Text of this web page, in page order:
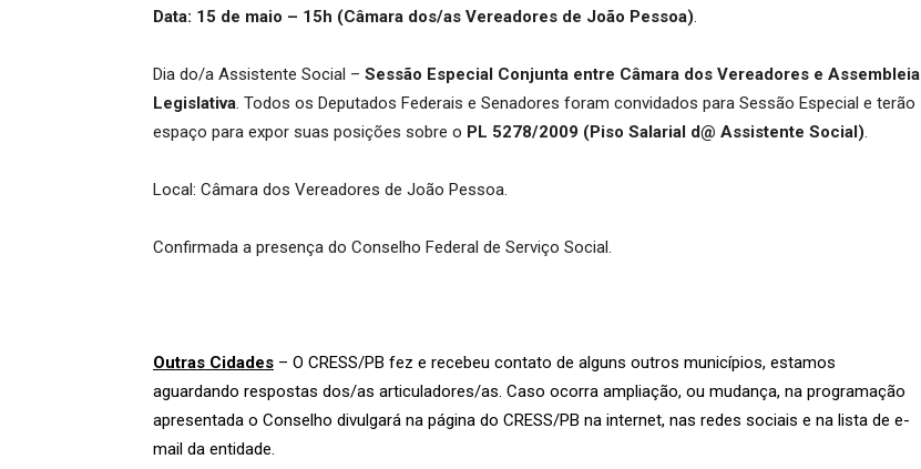
Data: 15 de maio – 15h (Câmara dos/as Vereadores de João Pessoa).
Dia do/a Assistente Social – Sessão Especial Conjunta entre Câmara dos Vereadores e Assembleia
Legislativa. Todos os Deputados Federais e Senadores foram convidados para Sessão Especial e terão
espaço para expor suas posições sobre o PL 5278/2009 (Piso Salarial d@ Assistente Social).
Local: Câmara dos Vereadores de João Pessoa.
Confirmada a presença do Conselho Federal de Serviço Social.
Outras Cidades – O CRESS/PB fez e recebeu contato de alguns outros municípios, estamos
aguardando respostas dos/as articuladores/as. Caso ocorra ampliação, ou mudança, na programação
apresentada o Conselho divulgará na página do CRESS/PB na internet, nas redes sociais e na lista de e-
mail da entidade.